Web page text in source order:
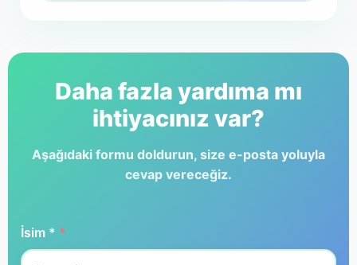
Daha fazla yardıma mı
ihtiyacınız var?
Aşağıdaki formu doldurun, size e-posta yoluyla
cevap vereceğiz.
İsim * *